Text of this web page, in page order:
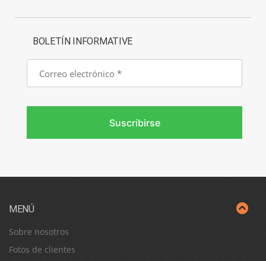
BOLETÍN INFORMATIVE
Correo
electrónico
Suscribirse
MENÚ
Sobre nosotros
Fotos de clientes